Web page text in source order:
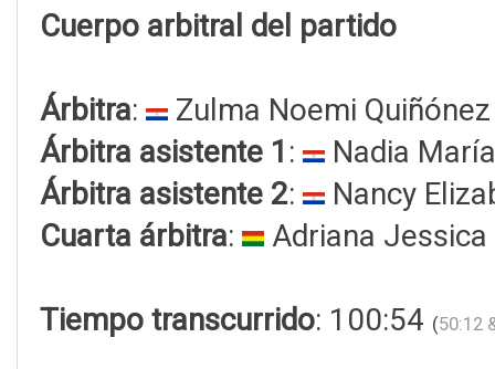
Cuerpo arbitral del partido
Árbitra:
Zulma Noemi
Árbitra asistente 1 :
Nadia
Árbitra asistente 2:
Nancy
Cuarta árbitra: Adriana
Tiempo transcurrido: 100:54 (50:12